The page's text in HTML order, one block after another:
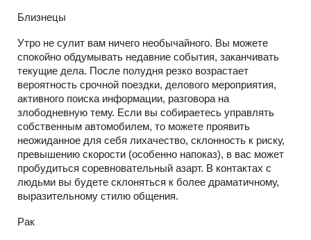
Близнецы
Утро не сулит вам ничего необычайного. Вы можете
спокойно обдумывать недавние события, заканчивать
текущие дела. После полудня резко возрастает
вероятность срочной поездки, делового мероприятия,
активного поиска информации, разговора на
злободневную тему. Если вы собираетесь управлять
собственным автомобилем, то можете проявить
неожиданное для себя лихачество, склонность к риску,
превышению скорости (особенно напоказ), в вас может
пробудиться соревновательный азарт. В контактах с
людьми вы будете склоняться к более драматичному,
выразительному стилю общения.
Рак